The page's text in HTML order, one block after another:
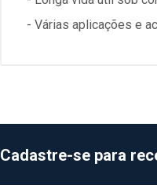
- Várias aplicações e
Cadastre-se para